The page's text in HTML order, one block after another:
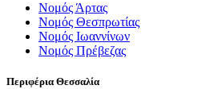
Νομός Άρτας
Νομός Θεσπρωτίας
Νομός Ιωαννίνων
Νομός Πρέβεζας
Περιφέρια Θεσσαλία